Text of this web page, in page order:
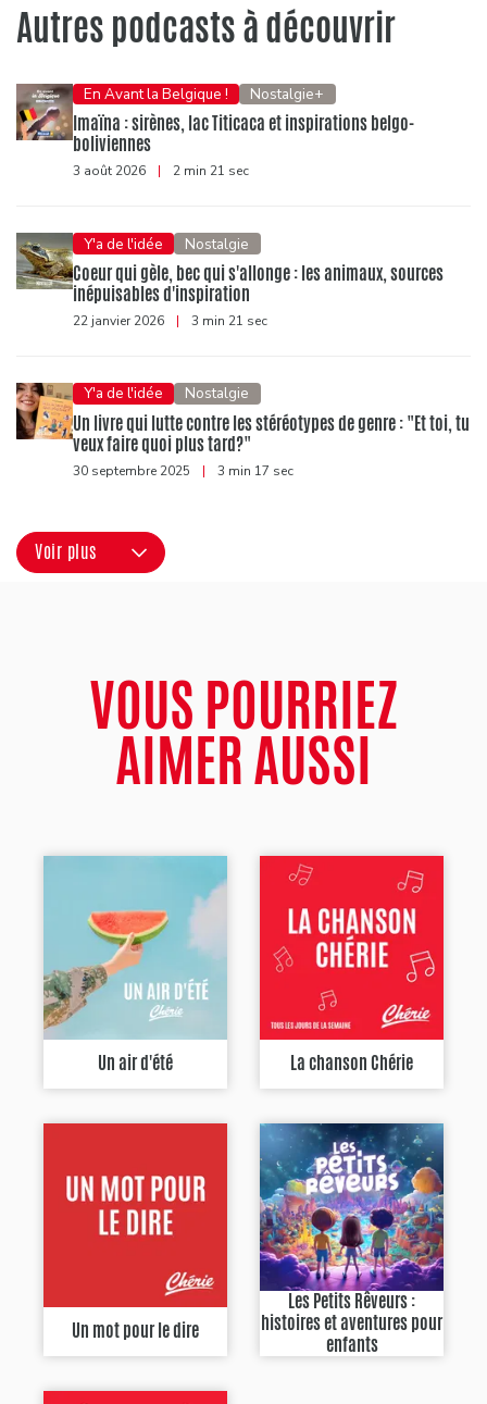
Autres podcasts à découvrir
En Avant la Belgique ! Nostalgie+
Imaïna : sirènes, lac Titicaca et inspirations belgo-
boliviennes
3 août 2026 | 2 min 21 sec
Y'a de l'idée Nostalgie
Coeur qui gèle, bec qui s'allonge : les animaux, sources
inépuisables d'inspiration
22 janvier 2026 | 3 min 21 sec
Y'a de l'idée Nostalgie
Un livre qui lutte contre les stéréotypes de genre : "Et toi, tu
veux faire quoi plus tard?"
30 septembre 2025 | 3 min 17 sec
Voir plus
VOUS POURRIEZ
AIMER AUSSI
Un air d'été La chanson Chérie
Un mot pour le dire
Les Petits Rêveurs :
histoires et aventures pour
enfants